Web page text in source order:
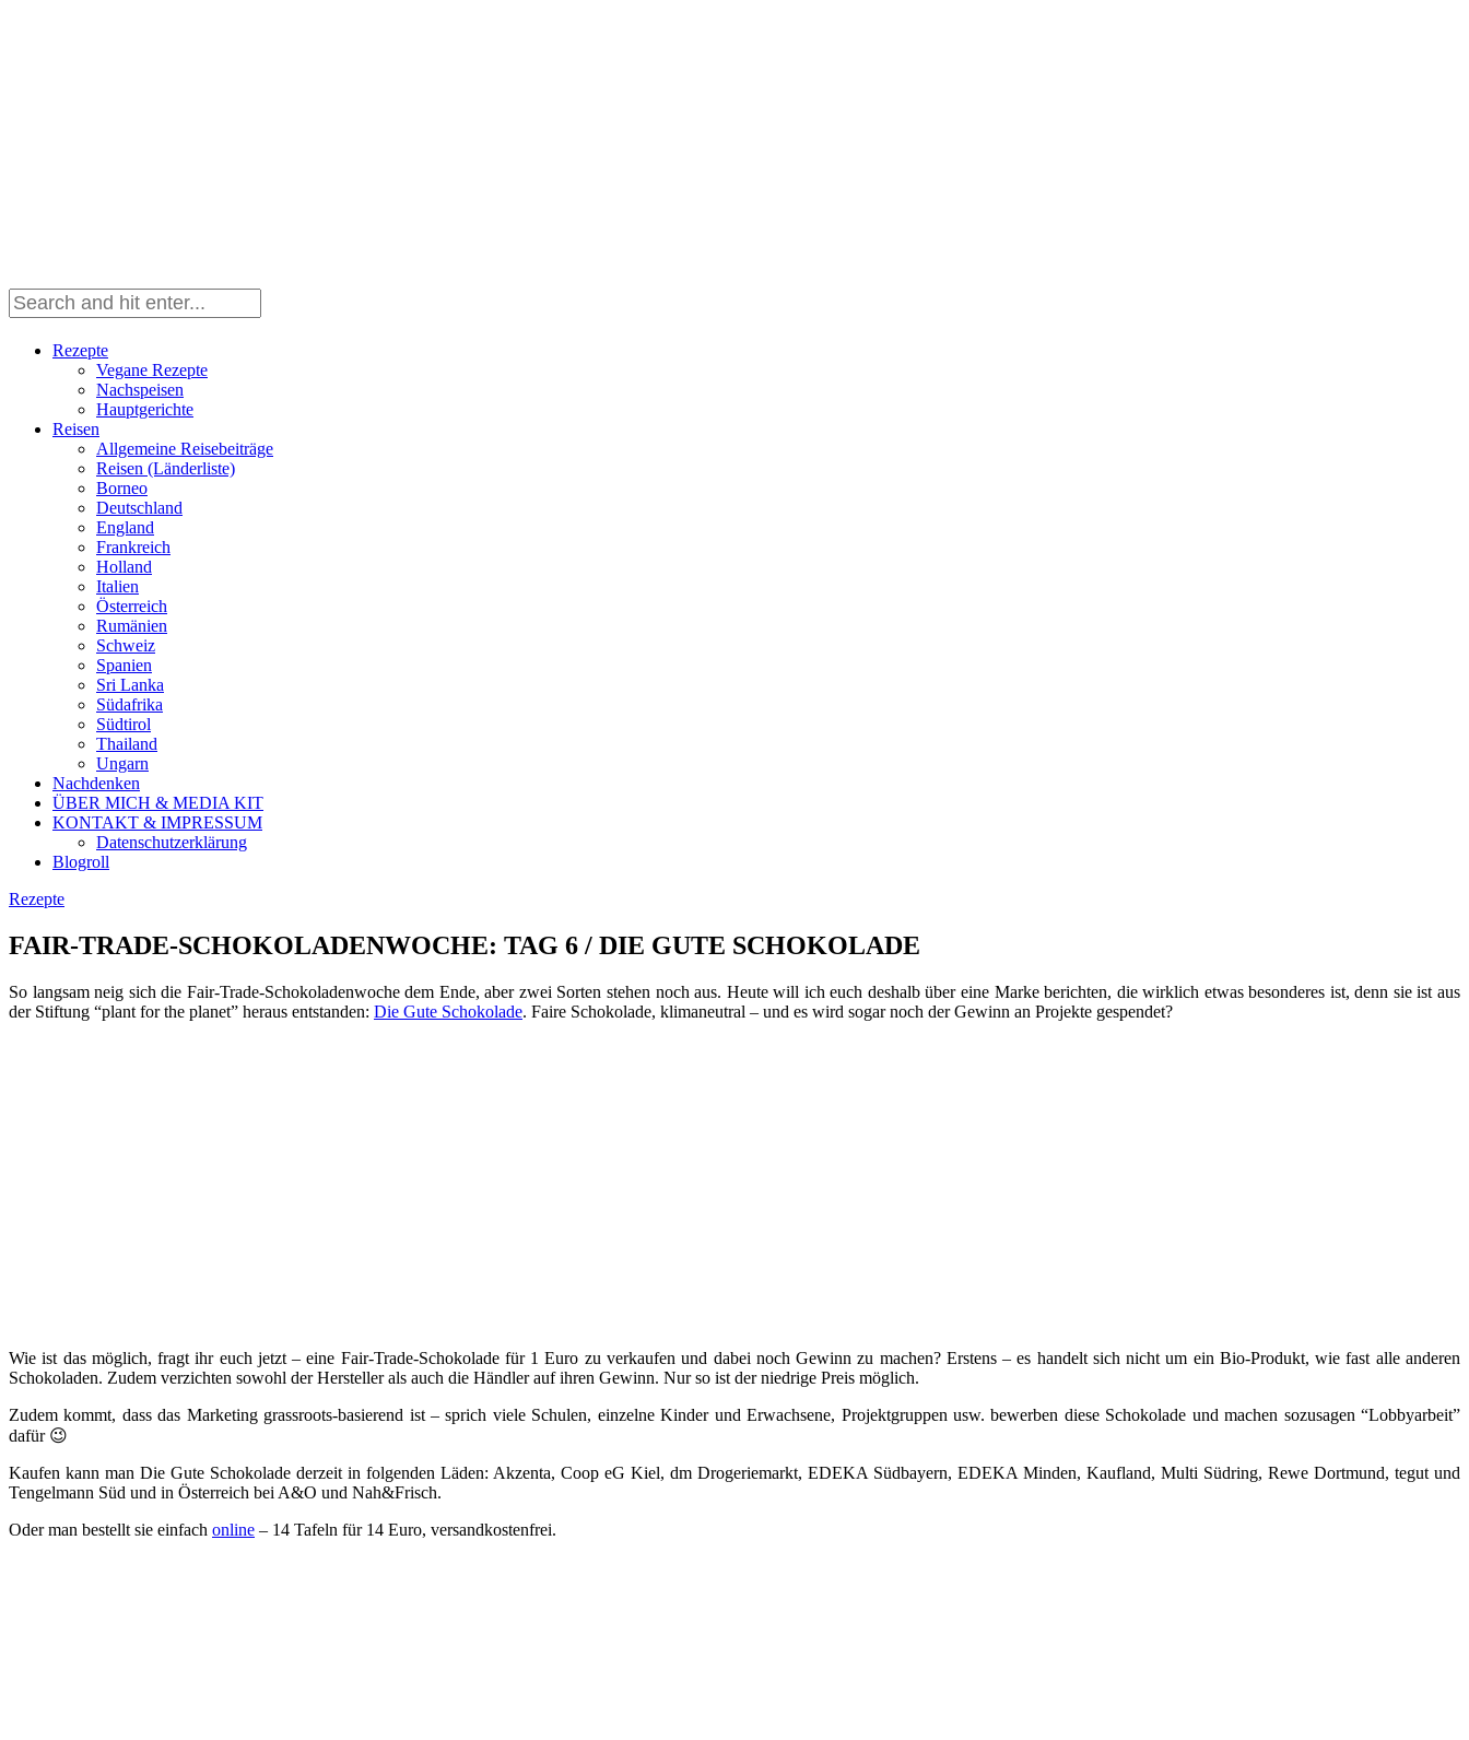
Rezepte
Vegane Rezepte
Nachspeisen
Hauptgerichte
Reisen
Allgemeine Reisebeiträge
Reisen (Länderliste)
Borneo
Deutschland
England
Frankreich
Holland
Italien
Österreich
Rumänien
Schweiz
Spanien
Sri Lanka
Südafrika
Südtirol
Thailand
Ungarn
Nachdenken
ÜBER MICH & MEDIA KIT
KONTAKT & IMPRESSUM
Datenschutzerklärung
Blogroll
Rezepte
FAIR-TRADE-SCHOKOLADENWOCHE: TAG 6 / DIE GUTE SCHOKOLADE
So langsam neig sich die Fair-Trade-Schokoladenwoche dem Ende, aber zwei Sorten stehen noch aus. Heute will ich euch deshalb über eine Marke berichten, die wirklich etwas besonderes ist, denn sie ist aus
der Stiftung “plant for the planet” heraus entstanden: Die Gute Schokolade. Faire Schokolade, klimaneutral – und es wird sogar noch der Gewinn an Projekte gespendet?
Wie ist das möglich, fragt ihr euch jetzt – eine Fair-Trade-Schokolade für 1 Euro zu verkaufen und dabei noch Gewinn zu machen? Erstens – es handelt sich nicht um ein Bio-Produkt, wie fast alle anderen
Schokoladen. Zudem verzichten sowohl der Hersteller als auch die Händler auf ihren Gewinn. Nur so ist der niedrige Preis möglich.
Zudem kommt, dass das Marketing grassroots-basierend ist – sprich viele Schulen, einzelne Kinder und Erwachsene, Projektgruppen usw. bewerben diese Schokolade und machen sozusagen “Lobbyarbeit”
dafür 😉
Kaufen kann man Die Gute Schokolade derzeit in folgenden Läden: Akzenta, Coop eG Kiel, dm Drogeriemarkt, EDEKA Südbayern, EDEKA Minden, Kaufland, Multi Südring, Rewe Dortmund, tegut und
Tengelmann Süd und in Österreich bei A&O und Nah&Frisch.
Oder man bestellt sie einfach online – 14 Tafeln für 14 Euro, versandkostenfrei.